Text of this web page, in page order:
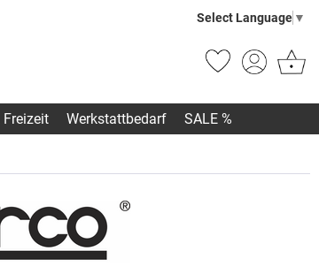
Select Language ▼
Freizeit Werkstattbedarf SALE %